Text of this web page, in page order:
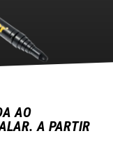
AO
A PARTIR